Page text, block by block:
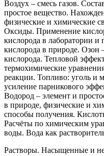
Воздух – смесь газов.
простое вещество.
физические и химические
Оксиды. Применение
кислорода в лаборатории
кислорода в природе. Озон
кислорода. Тепловой
термохимические
реакции. Топливо: уголь и
усиление парникового
Водород – элемент и
в природе, физические и
способы получения.
Расчёты по химическим
воды. Вода как
Растворы. Насыщенные и